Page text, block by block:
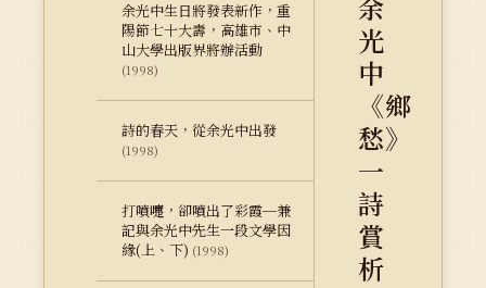
余光中生日將發表新作，重
陽節七十大壽，高雄市、中
山大學出版界將辦活動
(1998)
詩的春天，從余光中出發
(1998)
打噴嚏，卻噴出了彩霞─兼
記與余光中先生一段文學因
緣(上、下) (1998)
光
中
《鄉
愁》
一
詩
賞
析